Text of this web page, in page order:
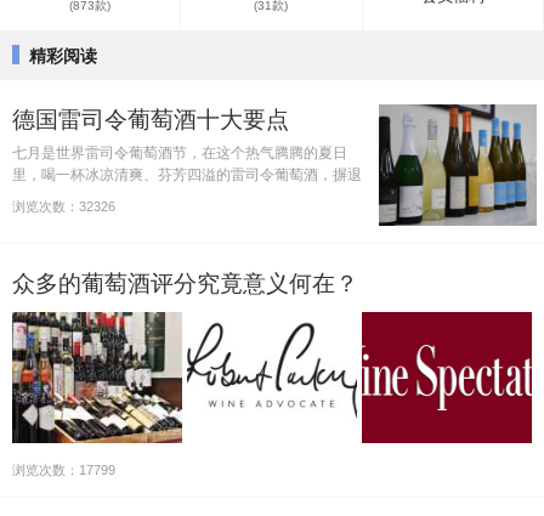
(873款) (31款)
精彩阅读
德国雷司令葡萄酒十大要点
七月是世界雷司令葡萄酒节，在这个热气腾腾的夏日
里，喝一杯冰凉清爽、芬芳四溢的雷司令葡萄酒，摒退
浏览次数：32326
众多的葡萄酒评分究竟意义何在？
浏览次数：17799